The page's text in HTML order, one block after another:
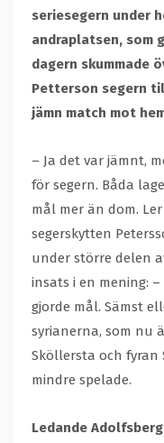
seriesegern under
andraplatsen, som
dagern skummade
Petterson segern
jämn match mot
– Ja det var jämnt,
för segern. Båda
mål mer än dom.
segerskytten
under större delen
insats i en mening:
gjorde mål. Sämst
syrianerna, som nu
Sköllersta och fyran
mindre spelade.
Ledande